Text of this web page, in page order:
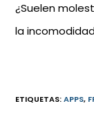
¿Suelen
la
ETIQUETAS:APPS,